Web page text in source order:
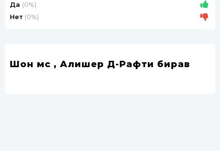
Да (0%)
Нет (0%)
Шон мс , Алишер Д-Рафти бирав